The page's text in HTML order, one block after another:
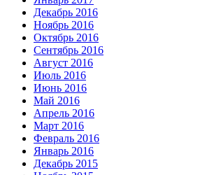
Декабрь 2016
Ноябрь 2016
Октябрь 2016
Сентябрь 2016
Август 2016
Июль 2016
Июнь 2016
Май 2016
Апрель 2016
Март 2016
Февраль 2016
Январь 2016
Декабрь 2015